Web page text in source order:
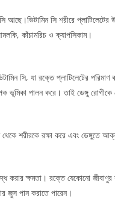
আছে।ভিটামিন সি শরীরে
কাঁচামরিচ ও ক্যাপসিকাম।
সি, যা রক্তে প্লাটিলেটের
ভূমিকা পালন করে। তাই ডেঙ্গু
শরীরকে রক্ষা করে এবং ডেঙ্গুতে
করার ক্ষমতা। রক্তে যেকোনো
জুস পান করাতে পারেন।